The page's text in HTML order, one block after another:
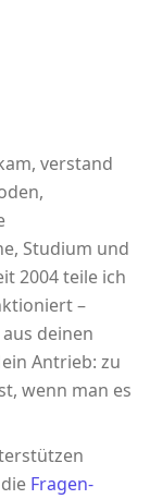
verstand
Studium und
2004 teile ich
–
deinen
Antrieb: zu
wenn man es
Fragen-